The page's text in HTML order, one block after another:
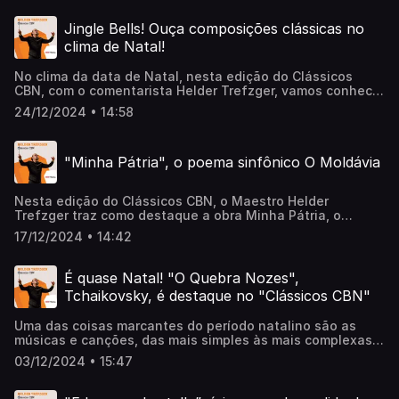
Essa variedade é uma das características da música de
concerto, ou música clássica. Nesta edição do Clássicos
CBN, com o comentarista Helder Trefzger, veremos como
de diferentes épocas: Tartini (1692-1770), Haydn (1732-
1809), Mozart (1756-1791), Beethoven (1770-1827) e
Brahms (1833-1897). E isso sem chegar ainda nos séculos
XX e XXI. Ouça a conversa completa!
Jingle Bells! Ouça composições clássicas no
clima de Natal!
No clima da data de Natal, nesta edição do Clássicos
CBN, com o comentarista Helder Trefzger, vamos conhecer
um pouco mais de obras clássicas ligadas a esse tema.
Desde compositores com um viés mais popular, como o
americana Florence Price, mulher à frente de seu tempo, a
primeira compositora afro-americana a ter uma sinfonia
tocada por uma grande orquestra, até o genial compositor
24/12/2024 • 14:58
"Minha Pátria", o poema sinfônico O Moldávia
Nesta edição do Clássicos CBN, o Maestro Helder
Trefzger traz como destaque a obra Minha Pátria, o
poema sinfônico O Moldávia, que descreve a jornada
desse importante rio, desde a nascente até que ele
belíssima matéria feita pelo Mário sobre uma mulher
presa no próprio corpo. Ouça a conversa completa!
17/12/2024 • 14:42
É quase Natal! "O Quebra Nozes",
Tchaikovsky, é destaque no "Clássicos CBN"
Uma das coisas marcantes do período natalino são as
músicas e canções, das mais simples às mais complexas.
Um dos hits desse período é a música "O Quebra Nozes",
do compositor russo Tchaikovsky. Escrita para ballet,
03/12/2024 • 15:47